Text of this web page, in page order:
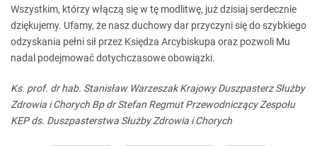
Wszystkim, którzy włączą się w tę modlitwę, już dzisiaj serdecznie
dziękujemy. Ufamy, że nasz duchowy dar przyczyni się do szybkiego
odzyskania pełni sił przez Księdza Arcybiskupa oraz pozwoli Mu
nadal podejmować dotychczasowe obowiązki.
Ks. prof. dr hab. Stanisław Warzeszak Krajowy Duszpasterz Służby
Zdrowia i Chorych Bp dr Stefan Regmut Przewodniczący Zespołu
KEPds. Duszpasterstwa Służby Zdrowia i Chorych